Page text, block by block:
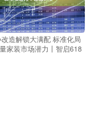
造解锁大满配 标准化局
家装市场潜力丨智启618